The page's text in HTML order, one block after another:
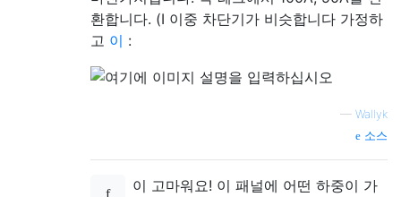
환합니다. (I 이중 차단기가 비슷합니다 가정하
고 이 :
— Wallyk
소스
이 고마워요! 이 패널에 어떤 하중이 가